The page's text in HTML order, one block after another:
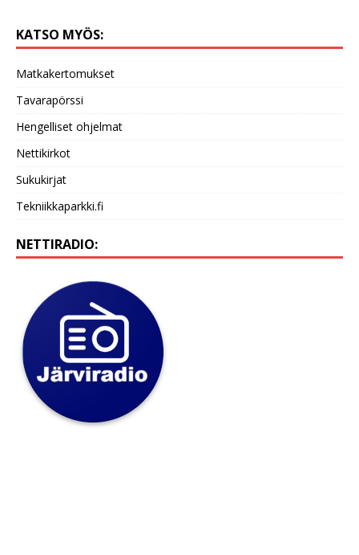
KATSO MYÖS:
Matkakertomukset
Tavarapörssi
Hengelliset ohjelmat
Nettikirkot
Sukukirjat
Tekniikkaparkki.fi
NETTIRADIO: